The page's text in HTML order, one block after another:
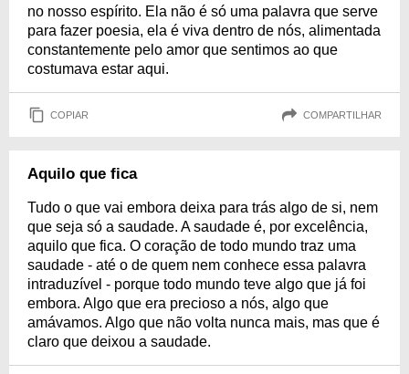
no nosso espírito. Ela não é só uma palavra que serve
para fazer poesia, ela é viva dentro de nós, alimentada
constantemente pelo amor que sentimos ao que
costumava estar aqui.
COPIAR COMPARTILHAR
Aquilo que fica
Tudo o que vai embora deixa para trás algo de si, nem
que seja só a saudade. A saudade é, por excelência,
aquilo que fica. O coração de todo mundo traz uma
saudade - até o de quem nem conhece essa palavra
intraduzível - porque todo mundo teve algo que já foi
embora. Algo que era precioso a nós, algo que
amávamos. Algo que não volta nunca mais, mas que é
claro que deixou a saudade.